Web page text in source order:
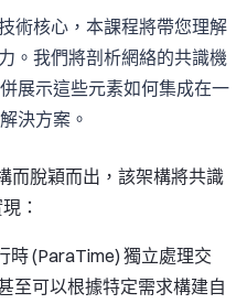
術核心，本課程將帶您理解
。我們將剖析網絡的共識機
展示這些元素如何集成在一
決方案。
而脫穎而出，該架構將共識
：
時 (ParaTime) 獨立處理交
至可以根據特定需求構建自